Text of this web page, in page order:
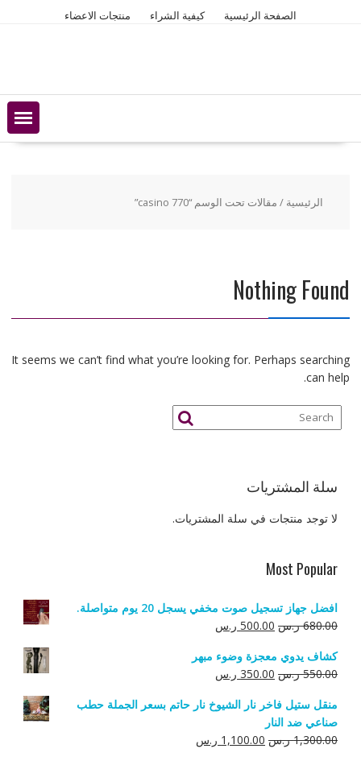
الصفحة الرئيسية كيفية الشراء منتجات الاعضاء
الرئيسية / مقالات تحت الوسم “casino 770”
Nothing Found
It seems we can’t find what you’re looking for. Perhaps searching
can help.
سلة المشتريات
لا توجد منتجات في سلة المشتريات.
Most Popular
افضل جهاز تسجيل صوت مخفي يسجل 20 يوم متواصلة.
680.00 ر.س السعر
هو:
680.00 ر.س.
500.00 ر.سالسعر
هو:
500.00 ر.س.
كشاف يدوي معجزة وضوء مبهر
550.00 ر.س السعر
هو:
550.00 ر.س.
350.00 ر.سالسعر
هو:
منقل ستيل فاخر نار الشيوخ نار حاتم بسعر الجملة حطب
صناعي ضد النار
1,300.00 ر.س السعر
1,100.00 ر.سالسعر